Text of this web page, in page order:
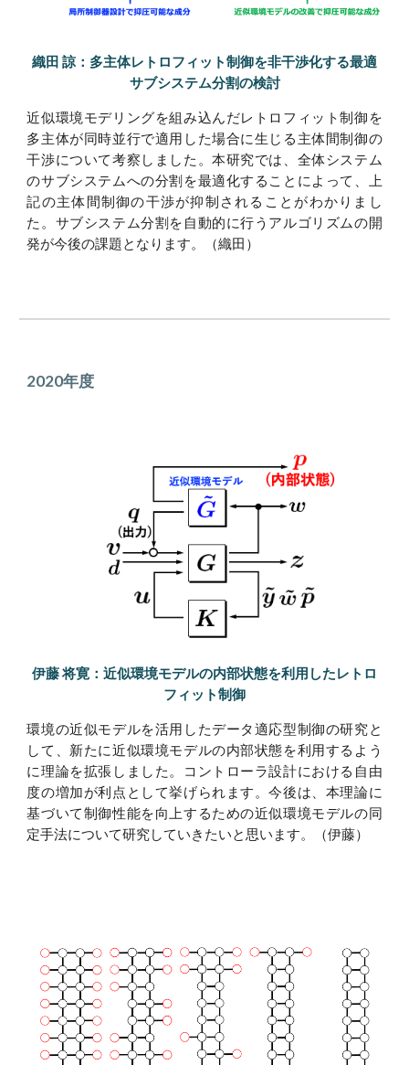
織田 諒：多主体レトロフィット制御を非干渉化する最適
サブシステム分割の検討
近似環境モデリングを組み込んだレトロフィット制御を
多主体が同時並行で適用した場合に生じる主体間制御の
干渉について考察しました。本研究では、全体システム
のサブシステムへの分割を最適化することによって、上
記の主体間制御の干渉が抑制されることがわかりまし
た。サブシステム分割を自動的に行うアルゴリズムの開
発が今後の課題となります。（織田 ）
2020年度
伊藤 将寛：近似環境モデルの内部状態を利用したレトロ
フィット制御
環境の近似モデルを活用したデータ適応型制御の研究と
して、新たに近似環境モデルの内部状態を利用するよう
に理論を拡張しました。コントローラ設計における自由
度の増加が利点として挙げられます。今後は、本理論に
基づいて制御性能を向上するための近似環境モデルの同
定手法について研究していきたいと思います。（伊藤）